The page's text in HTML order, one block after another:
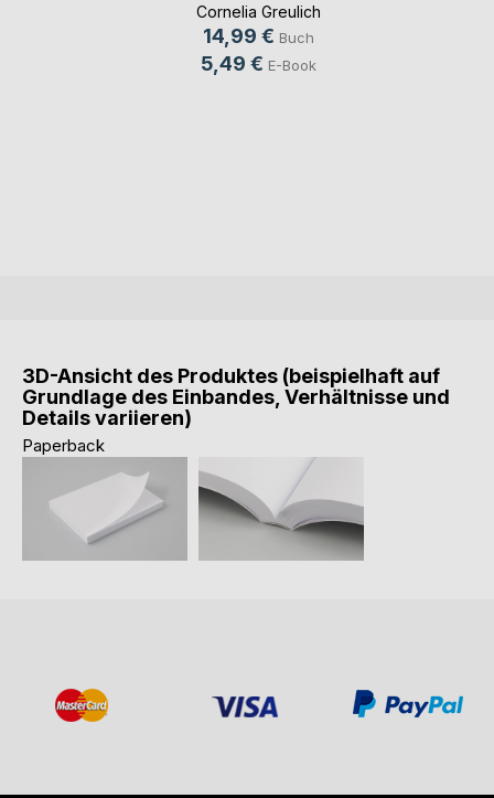
Cornelia Greulich
14,99 € Buch
5,49 € E-Book
3D-Ansicht des Produktes (beispielhaft auf
Grundlage des Einbandes, Verhältnisse und
Details variieren)
Paperback